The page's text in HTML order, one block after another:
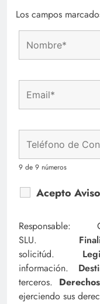
Los campos
9 de 9 números
Acepto
Responsable:
SLU.
solicitúd.
información.
terceros.
ejerciendo sus